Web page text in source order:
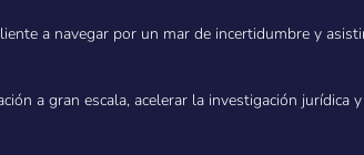
a navegar por un mar de incertidumbre y
a gran escala, acelerar la investigación jurídica